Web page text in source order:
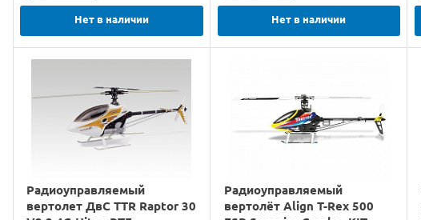
Нет в наличии Нет в наличии
Радиоуправляемый
вертолет ДвС TTR Raptor 30
Радиоуправляемый
вертолёт Align T-Rex 500